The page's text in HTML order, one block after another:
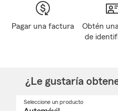
Pagar una factura
Obtén
de
¿Le gustaría
Seleccione un producto